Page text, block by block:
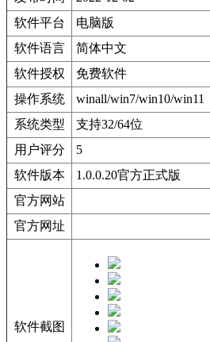
软件平台
电脑版
软件语言
简体中文
软件授权
免费软件
操作系统
winall/win7/win10/win11
系统类型
支持32/64位
用户评分
5
软件版本
1.0.0.20官方正式版
官方网站
官方网址
软件截图